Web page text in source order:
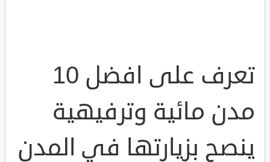
تعرف على افضل 10
مدن مائية وترفيهية
ينصح بزيارتها في المدن